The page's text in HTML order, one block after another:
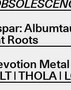
Roots
Metal
| THOLA |